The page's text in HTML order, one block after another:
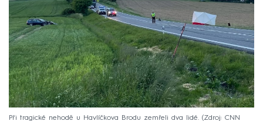
Při tragické nehodě u Havlíčkova Brodu zemřeli dva lidé.
Zdroj: CNN